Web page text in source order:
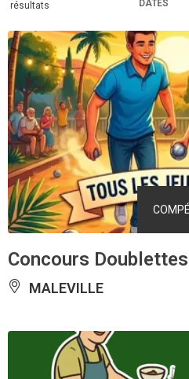
résultats
DATES
Concours
MALEVILLE